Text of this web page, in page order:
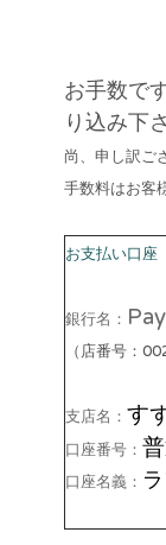
お手数で
り込み下
尚、申し訳ご
手数料はお客
お支払い口座
銀行名：
（店番号：
支店名： す
口座番号：
口座名義：